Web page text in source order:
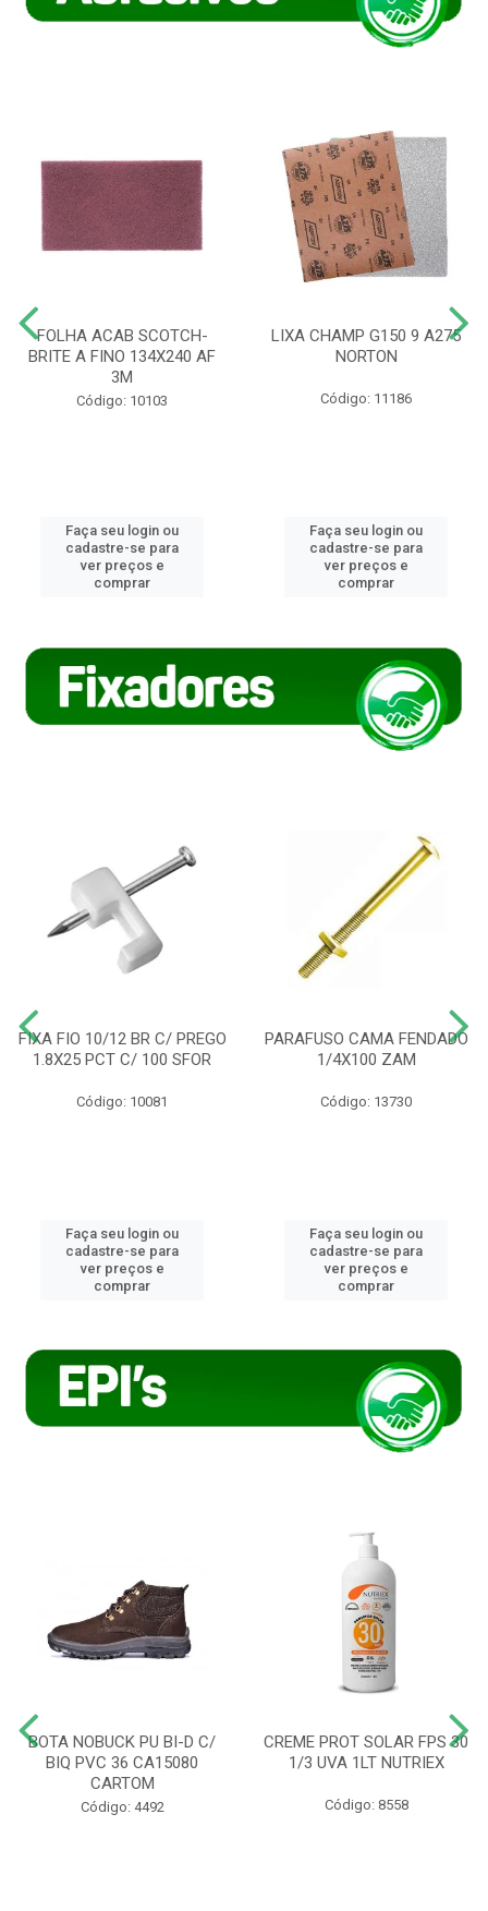
FOLHA ACAB SCOTCH-
BRITE A FINO 134X240 AF
3M
Código: 10103
Faça seu login ou
cadastre-se para
ver preços e
comprar
LIXA CHAMP G150 9 A275
NORTON
Código: 11186
Faça seu login ou
cadastre-se para
ver preços e
comprar
FIXA FIO 10/12 BR C/ PREGO
1.8X25 PCT C/ 100 SFOR
Código: 10081
Faça seu login ou
cadastre-se para
ver preços e
comprar
PARAFUSO CAMA FENDADO
1/4X100 ZAM
Código: 13730
Faça seu login ou
cadastre-se para
ver preços e
comprar
BOTA NOBUCK PU BI-D C/
BIQ PVC 36 CA15080
CARTOM
Código: 4492
CREME PROT SOLAR FPS 30
1/3 UVA 1LT NUTRIEX
Código: 8558